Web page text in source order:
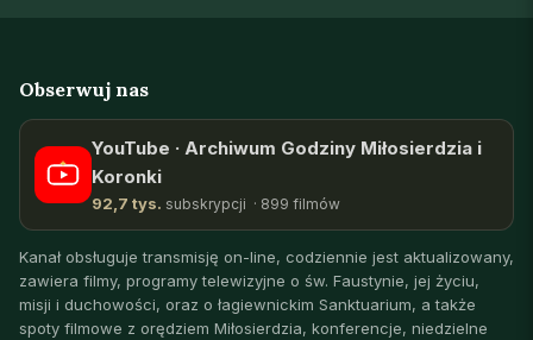
Obserwuj nas
YouTube · Archiwum Godziny Miłosierdzia i
Koronki
92,7 tys. subskrypcji · 899 filmów
Kanał obsługuje transmisję on-line, codziennie jest aktualizowany,
zawiera filmy, programy telewizyjne o św. Faustynie, jej życiu,
misji i duchowości, oraz o łagiewnickim Sanktuarium, a także
spoty filmowe z orędziem Miłosierdzia, konferencje, niedzielne